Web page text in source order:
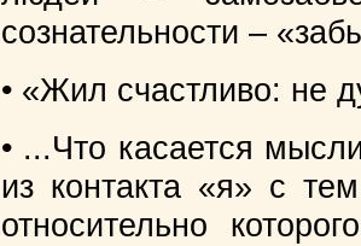
сознательности –
• «Жил счастливо: не
• ...Что касается
из контакта «я» с
относительно